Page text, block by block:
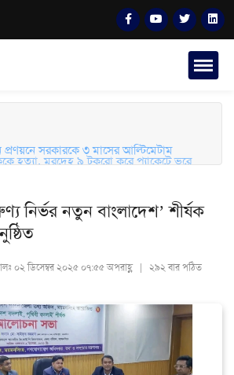
প্রণয়নে সরকারকে ৩ মাসের আল্টিমেটাম
নির্ভর নতুন বাংলাদেশ’ শীর্ষক
০২ ডিসেম্বর ২০২৫ ০৭:৫৫ অপরাহ্ণ | ২৯২ বার পঠিত